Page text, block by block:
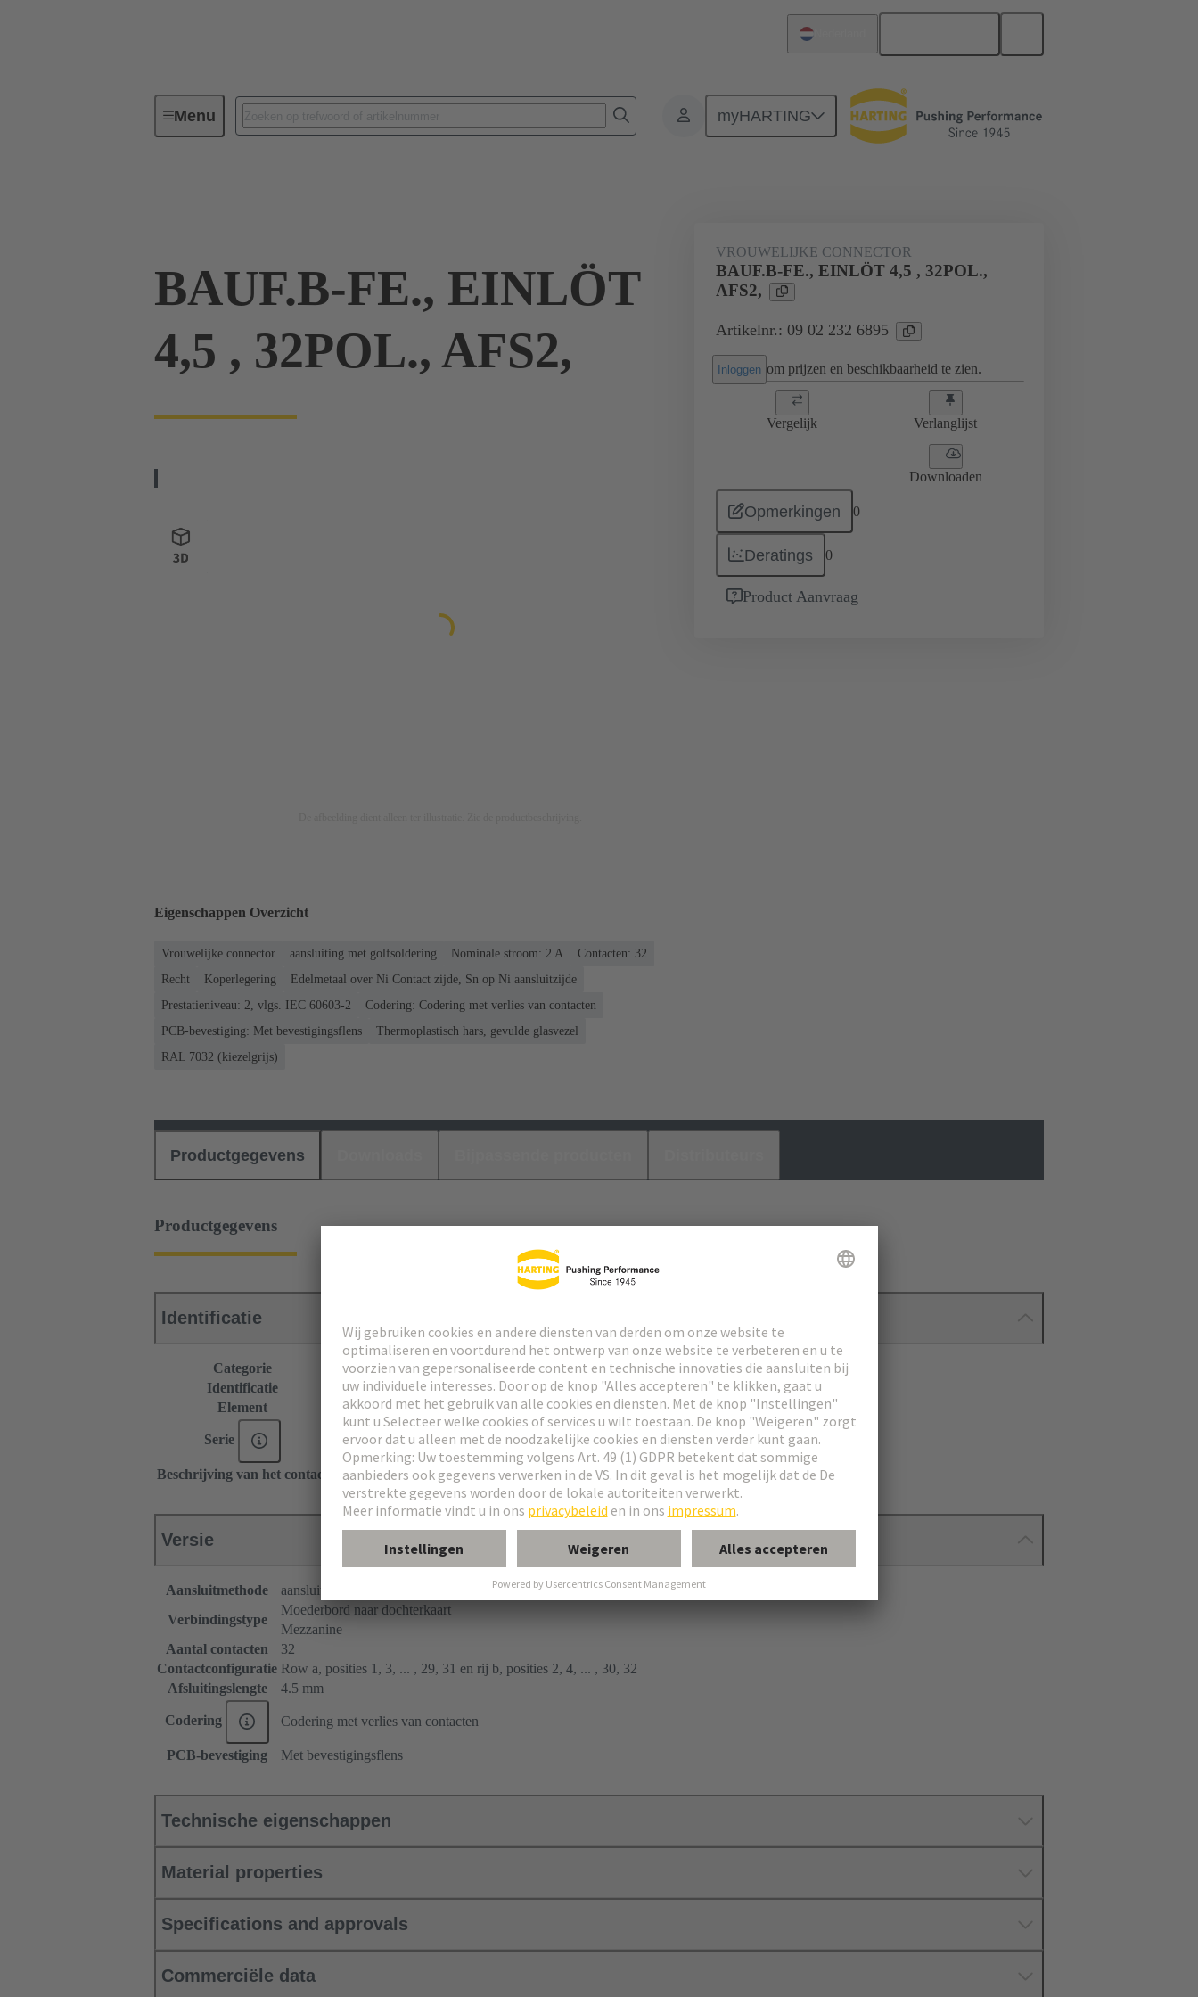
Menu myHARTING
Connectivity apparaat Printplaat-naar-printplaat connectoren Producten Moederbord naar dochterkaart-aansluiting
BAUF.B-FE., EINLÖT
4,5 , 32POL., AFS2,
VROUWELIJKE CONNECTOR
BAUF.B-FE., EINLÖT 4,5 , 32POL.,
AFS2,
Artikelnr.: 09 02 232 6895
Inloggen om prijzen en beschikbaarheid te zien.
Vergelijk Verlanglijst
Downloaden
Opmerkingen 0
Deratings 0
Product Aanvraag
Eigenschappen Overzicht
Vrouwelijke connector aansluiting met golfsoldering Nominale stroom: ‌2 A
Contacten: 32
Recht
Koperlegering
Edelmetaal over Ni Contact zijde, Sn op Ni aansluitzijde
Prestatieniveau: 2, vlgs. IEC 60603-2
Codering: Codering met verlies van contacten
PCB-bevestiging: Met bevestigingsflens
Thermoplastisch hars, gevulde glasvezel
RAL 7032 (kiezelgrijs)
Productgegevens
Productgegevens
Identificatie
Categorie
Connectors
Identificatie
Type B
Element
Vrouwelijke connector
Serie DIN 41612
Beschrijving van het contact Recht
Versie
Aansluitmethode
aansluiting met golfsoldering
Verbindingstype
Moederbord naar dochterkaart
Mezzanine
Aantal contacten
32
Contactconfiguratie Row a, posities 1, 3, ... , 29, 31 en rij b, posities 2, 4, ... , 30, 32
Afsluitingslengte
4.5 mm
Codering Codering met verlies van contacten
PCB-bevestiging Met bevestigingsflens
Technische eigenschappen
Material properties
Specifications and approvals
Commerciële data